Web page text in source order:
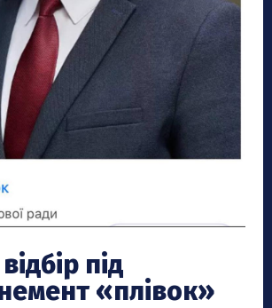
під
«плівок»